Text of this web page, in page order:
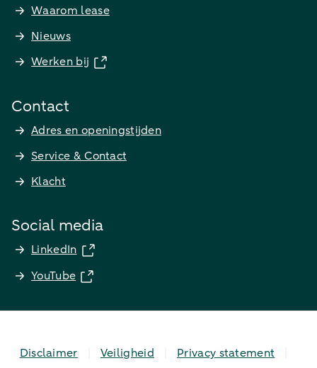
Waarom lease
Nieuws
Werken bij
Contact
Adres en openingstijden
Service & Contact
Klacht
Social media
LinkedIn
YouTube
Disclaimer Veiligheid Privacy statement